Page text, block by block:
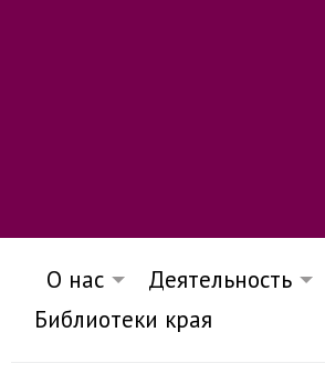
О нас Деятельность
Библиотеки края